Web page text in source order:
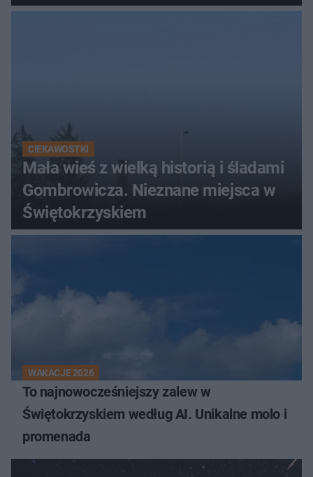
Świętokrzyskich
CIEKAWOSTKI
Mała wieś z wielką historią i śladami
Gombrowicza. Nieznane miejsca w
Świętokrzyskiem
WAKACJE 2026
To najnowocześniejszy zalew w
Świętokrzyskiem według AI. Unikalne molo i
promenada